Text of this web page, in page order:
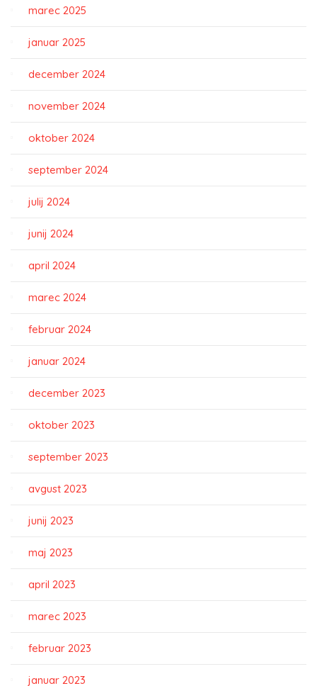
marec 2025
januar 2025
december 2024
november 2024
oktober 2024
september 2024
julij 2024
junij 2024
april 2024
marec 2024
februar 2024
januar 2024
december 2023
oktober 2023
september 2023
avgust 2023
junij 2023
maj 2023
april 2023
marec 2023
februar 2023
januar 2023